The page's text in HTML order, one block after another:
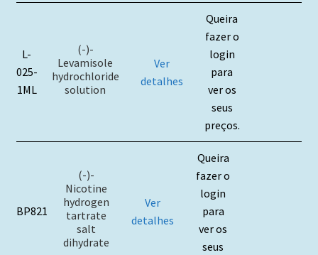
L-
025-
1ML
(-)-
Levamisole
hydrochloride
solution
Ver
detalhes
Queira
fazer o
login
para
ver os
seus
preços.
BP821
(-)-
Nicotine
hydrogen
tartrate
salt
dihydrate
Ver
detalhes
Queira
fazer o
login
para
ver os
seus